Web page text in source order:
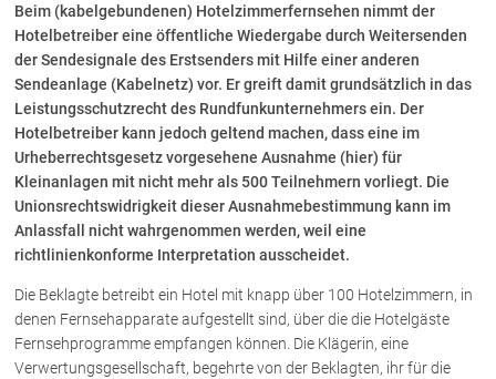
Erbrecht
Familienrecht und Scheidungen
Prozessführung und
Schiedsgerichtsbarkeit
Skiunfälle in Österreich
Über uns
Kanzleiteam
Download
Die Österreichischen Rechtsanwälte
Beim (kabelgebundenen) Hotelzimmerfernsehen nimmt der
Hotelbetreiber eine öffentliche Wiedergabe durch Weitersenden
der Sendesignale des Erstsenders mit Hilfe einer anderen
Sendeanlage (Kabelnetz) vor. Er greift damit grundsätzlich in das
Leistungsschutzrecht des Rundfunkunternehmers ein. Der
Hotelbetreiber kann jedoch geltend machen, dass eine im
Urheberrechtsgesetz vorgesehene Ausnahme (hier) für
Kleinanlagen mit nicht mehr als 500 Teilnehmern vorliegt. Die
Unionsrechtswidrigkeit dieser Ausnahmebestimmung kann im
Anlassfall nicht wahrgenommen werden, weil eine
richtlinienkonforme Interpretation ausscheidet.
Die Beklagte betreibt ein Hotel mit knapp über 100 Hotelzimmern, in
denen Fernsehapparate aufgestellt sind, über die die Hotelgäste
Fernsehprogramme empfangen können. Die Klägerin, eine
Verwertungsgesellschaft, begehrte von der Beklagten, ihr für die